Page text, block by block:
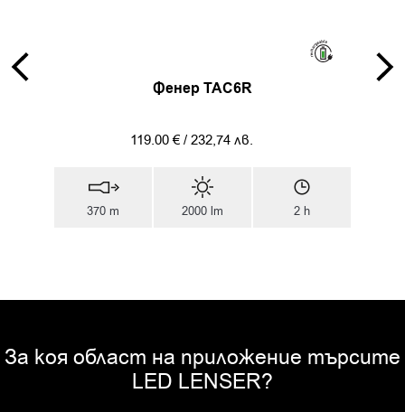
Фенер TAC6R
119.00 € / 232,74 лв.
2000 lm
370 m 2 h
За коя област на приложение търсите
LED LENSER?